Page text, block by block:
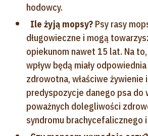
hodowcy.
Ile żyją mopsy? Psy rasy
długowieczne i mogą
opiekunom nawet 15 lat. Na
wpływ będą miały
zdrowotna, właściwe żywienie
predyspozycje danego psa do
poważnych dolegliwości
syndromu brachycefalicznego